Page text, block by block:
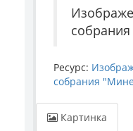
Ресурс:
собрания
Картинка